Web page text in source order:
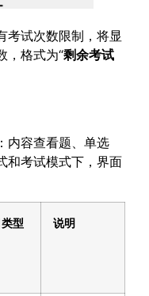
考试次数限制，将显
，格式为“剩余考试
内容查看题、单选
和考试模式下，界面
型 说明